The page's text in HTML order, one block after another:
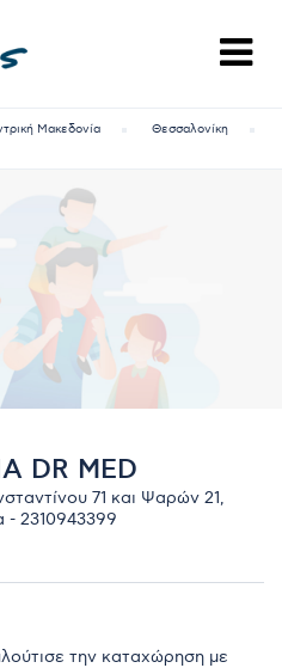
Μακεδονία
Θεσσαλονίκη
DR MED
71 και Ψαρών 21,
- 2310943399
την καταχώρηση με